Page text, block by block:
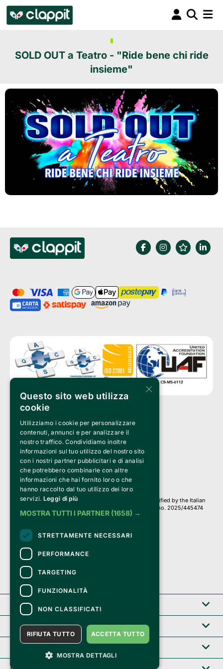
SOLD OUT a Teatro - "Ride bene chi ride
insieme"
Clappit is a trademark of:
Bemils Srl
a Socio Unico
Via Fosse Ardeatine, 4 -20092 Cinisello Balsamo (MI)
PI 05589050961
Iscr. C.C.I.A.A. Milano R.E.A. 1833471
© 2010-2025 Bemils Srl - All rights reserved
Credits:
Clappit is based on the Belive 6.2 ticketing platform, certified by the Italian
Revenue Agency (Agenzia delle Entrate) under protocol no. 2025/445474
dated November 6, 2025.
On Clappit your purchases and your data
they are secure and protected by an SSL certificate
with 128-bit encryption.
Clappit
Help center
×
Questo sito web utilizza
cookie
Utilizziamo i cookie per personalizzare
contenuti, annunci e per analizzare il
nostro traffico. Condividiamo inoltre
informazioni sul tuo utilizzo del nostro sito
con i nostri partner pubblicitari e di analisi
che potrebbero combinarle con altre
informazioni che hai fornito loro o che
hanno raccolto dal tuo utilizzo dei loro
servizi. Leggi di più
MOSTRA TUTTI I PARTNER (1658) →
STRETTAMENTE NECESSARI
PERFORMANCE
TARGETING
FUNZIONALITÀ
NON CLASSIFICATI
ACCETTA TUTTO
RIFIUTA TUTTO
MOSTRA DETTAGLI